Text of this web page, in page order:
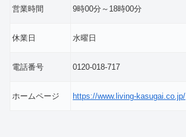
営業時間 9時00分～18時00分
休業日 水曜日
電話番号 0120-018-717
ホームページ https://www.living-kasugai.co.jp/